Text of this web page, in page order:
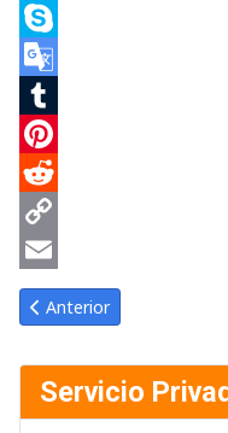
LinkedIn
Skype
Google
Translate
Tumblr
Pinterest
Reddit
Copy
Link
Email
Artículo anterior: Gaceta
Anterior
Servicio